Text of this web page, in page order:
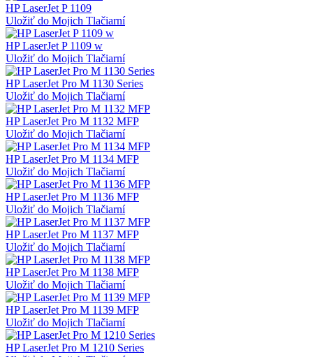
HP LaserJet P 1109
Uložiť do Mojich Tlačiarní
HP LaserJet P 1109 w
Uložiť do Mojich Tlačiarní
HP LaserJet Pro M 1130 Series
Uložiť do Mojich Tlačiarní
HP LaserJet Pro M 1132 MFP
Uložiť do Mojich Tlačiarní
HP LaserJet Pro M 1134 MFP
Uložiť do Mojich Tlačiarní
HP LaserJet Pro M 1136 MFP
Uložiť do Mojich Tlačiarní
HP LaserJet Pro M 1137 MFP
Uložiť do Mojich Tlačiarní
HP LaserJet Pro M 1138 MFP
Uložiť do Mojich Tlačiarní
HP LaserJet Pro M 1139 MFP
Uložiť do Mojich Tlačiarní
HP LaserJet Pro M 1210 Series